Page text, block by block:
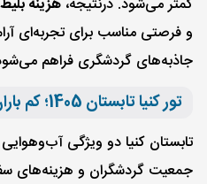
کمتر می‌شود. در‌نتیجه، هزینه
و فرصتی مناسب برای تجربه‌ای
جاذبه‌های گردشگری فراهم
تور کنیا تابستان 1405؛ کم باران و ارزانتر از باقی فصل ها
تابستان کنیا دو ویژگی
جمعیت گردشگران و هزینه‌های